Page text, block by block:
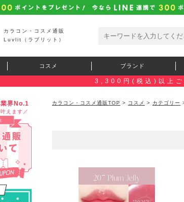
カラコン・コスメ通販
Luvlit（ラブリット）
コスメ ブランド
3,300円(税込)以上ご
界No.1
えます／
カラコン・コスメ通販TOP > コスメ > カテゴリー